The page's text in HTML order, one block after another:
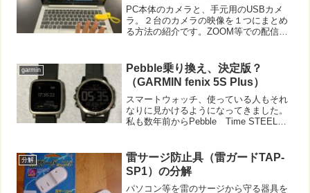
PC本体のカメラと、手元用のUSBカメ
ラ。２台のカメラの映像を１つにまとめ
る方法の紹介です。ZOOM等での配信や
を同時に映したい！」といった場面もあ
りますね。中には、１...
garmin
Pebble乗り換え、決定版？
（GARMIN fenix 5S Plus）
スマートウォッチ、使っている人もそれ
なりに見かけるようになってきました。
私も数年前からPebble Time STEELを
弱。ですがわざわざこれを数年も愛用し
て...
分解
雷サージ防止具（雷ガードTAP-
SP1）の分解
パソコン等を雷のサージから守る器具を